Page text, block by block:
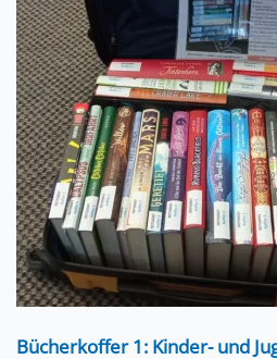
Bücherkoffer 1: Kinder- und